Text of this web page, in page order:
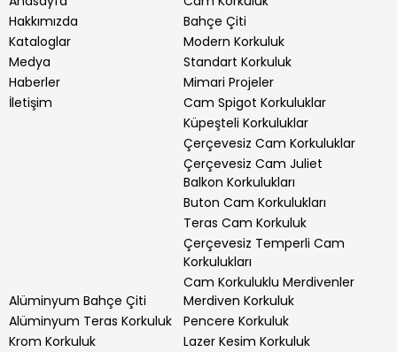
Hakkımızda
Kataloglar
Medya
Haberler
İletişim
Bahçe Çiti
Modern Korkuluk
Standart Korkuluk
Mimari Projeler
Cam Spigot Korkuluklar
Küpeşteli Korkuluklar
Çerçevesiz Cam Korkuluklar
Çerçevesiz Cam Juliet
Balkon Korkulukları
Buton Cam Korkulukları
Teras Cam Korkuluk
Çerçevesiz Temperli Cam
Korkulukları
Cam Korkuluklu Merdivenler
Alüminyum Bahçe Çiti
Alüminyum Teras Korkuluk
Krom Korkuluk
Merdiven Korkuluk
Pencere Korkuluk
Lazer Kesim Korkuluk